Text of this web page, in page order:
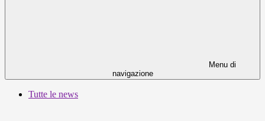
Menu di
navigazione
Tutte le news